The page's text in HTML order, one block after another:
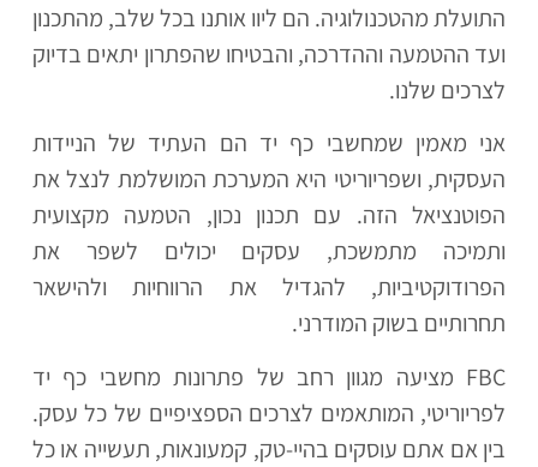
התועלת מהטכנולוגיה. הם ליוו אותנו בכל שלב, מהתכנון
ועד ההטמעה וההדרכה, והבטיחו שהפתרון יתאים בדיוק
לצרכים שלנו.
אני מאמין שמחשבי כף יד הם העתיד של הניידות
העסקית, ושפריוריטי היא המערכת המושלמת לנצל את
הפוטנציאל הזה. עם תכנון נכון, הטמעה מקצועית
ותמיכה מתמשכת, עסקים יכולים לשפר את
הפרודוקטיביות, להגדיל את הרווחיות ולהישאר
תחרותיים בשוק המודרני.
FBC מציעה מגוון רחב של פתרונות מחשבי כף יד
לפריוריטי, המותאמים לצרכים הספציפיים של כל עסק.
בין אם אתם עוסקים בהיי-טק, קמעונאות, תעשייה או כל